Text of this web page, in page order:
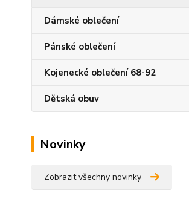
Dámské oblečení
Pánské oblečení
Kojenecké oblečení 68-92
Dětská obuv
Novinky
Zobrazit všechny novinky